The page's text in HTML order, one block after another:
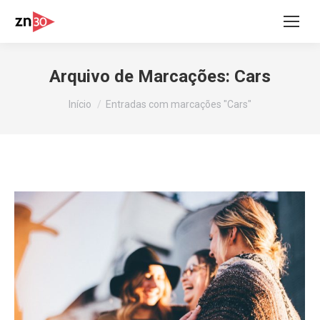
Arquivo de Marcações: Cars
Você está aqui:
Início Entradas com marcações "Cars"